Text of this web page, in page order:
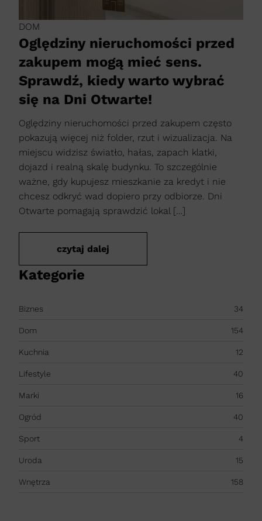
DOM
Oględziny nieruchomości przed
zakupem mogą mieć sens.
Sprawdź, kiedy warto wybrać
się na Dni Otwarte!
Oględziny nieruchomości przed zakupem często
pokazują więcej niż folder, rzut i wizualizacja. Na
miejscu widzisz światło, hałas, zapach klatki,
dojazd i realną skalę budynku. To szczególnie
ważne, gdy kupujesz mieszkanie za kredyt i nie
chcesz odkryć wad dopiero przy odbiorze. Dni
Otwarte pomagają sprawdzić lokal […]
czytaj dalej
Kategorie
Biznes 34
Dom 154
Kuchnia 12
Lifestyle 40
Marki 16
Ogród 40
Sport 4
Uroda 15
Wnętrza 158